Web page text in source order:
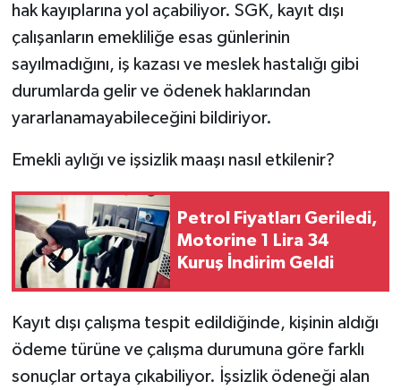
hak kayıplarına yol açabiliyor. SGK, kayıt dışı
çalışanların emekliliğe esas günlerinin
sayılmadığını, iş kazası ve meslek hastalığı gibi
durumlarda gelir ve ödenek haklarından
yararlanamayabileceğini bildiriyor.
Emekli aylığı ve işsizlik maaşı nasıl etkilenir?
Petrol Fiyatları Geriledi,
Motorine 1 Lira 34
Kuruş İndirim Geldi
Kayıt dışı çalışma tespit edildiğinde, kişinin aldığı
ödeme türüne ve çalışma durumuna göre farklı
sonuçlar ortaya çıkabiliyor. İşsizlik ödeneği alan